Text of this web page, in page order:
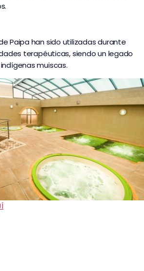
Paipa han sido utilizadas durante
terapéuticas, siendo un legado
muiscas.